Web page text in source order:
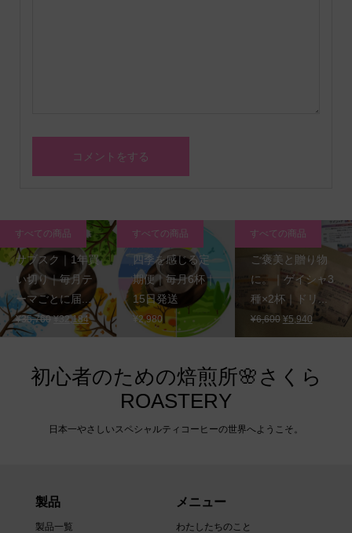
サブスク｜1年買
い切り｜毎月テ
ーマごとに届...
¥35,760元
格
は
し
¥32,184現
在
価
格
で
すべての商品
四季を感じる定
期便｜毎月6杯｜
15日発送
¥2,980
すべての商品
ご褒美と贈り物
に。｜ゲイシャ3
種×2杯｜ドリ...
¥6,600 元
の
格
は
し
¥5,940現
在
価
格
すべての商品
初心者のための焙煎所🌸さくら
ROASTERY
日本一やさしいスペシャルティコーヒーの世界へようこそ。
製品
製品一覧
メニュー
わたしたちのこと